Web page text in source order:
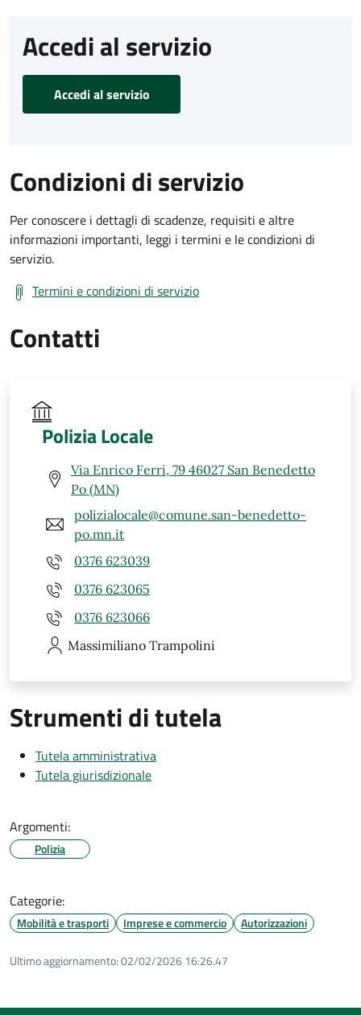
Accedi al servizio
Accedi al servizio
Condizioni di servizio
Per conoscere i dettagli di scadenze, requisiti e altre
informazioni importanti, leggi i termini e le condizioni di
servizio.
Termini e condizioni di servizio
Contatti
Polizia Locale
Via Enrico Ferri, 79 46027 San Benedetto
Po (MN)
polizialocale@comune.san-benedetto-
po.mn.it
0376 623039
0376 623065
0376 623066
Massimiliano Trampolini
Strumenti di tutela
Tutela amministrativa
Tutela giurisdizionale
Argomenti:
Polizia
Categorie:
Mobilità e trasporti Imprese e commercio Autorizzazioni
Ultimo aggiornamento:02/02/2026 16:26.47